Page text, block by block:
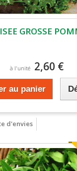
GROSSE
à l'unité 2,60 €
au panier
d'envies